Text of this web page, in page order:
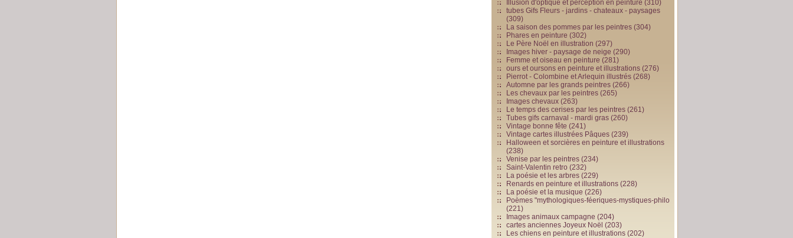
Illusion d'optique et perception en peinture (310)
tubes Gifs Fleurs - jardins - chateaux - paysages
(309)
La saison des pommes par les peintres (304)
Phares en peinture (302)
Le Père Noël en illustration (297)
Images hiver - paysage de neige (290)
Femme et oiseau en peinture (281)
ours et oursons en peinture et illustrations (276)
Pierrot - Colombine et Arlequin illustrés (268)
Automne par les grands peintres (266)
Les chevaux par les peintres (265)
Images chevaux (263)
Le temps des cerises par les peintres (261)
Tubes gifs carnaval - mardi gras (260)
Vintage bonne fête (241)
Vintage cartes illustrées Pâques (239)
Halloween et sorcières en peinture et illustrations
(238)
Venise par les peintres (234)
Saint-Valentin retro (232)
La poésie et les arbres (229)
Renards en peinture et illustrations (228)
La poésie et la musique (226)
Poèmes "mythologiques-féeriques-mystiques-philo
(221)
Images animaux campagne (204)
cartes anciennes Joyeux Noël (203)
Les chiens en peinture et illustrations (202)